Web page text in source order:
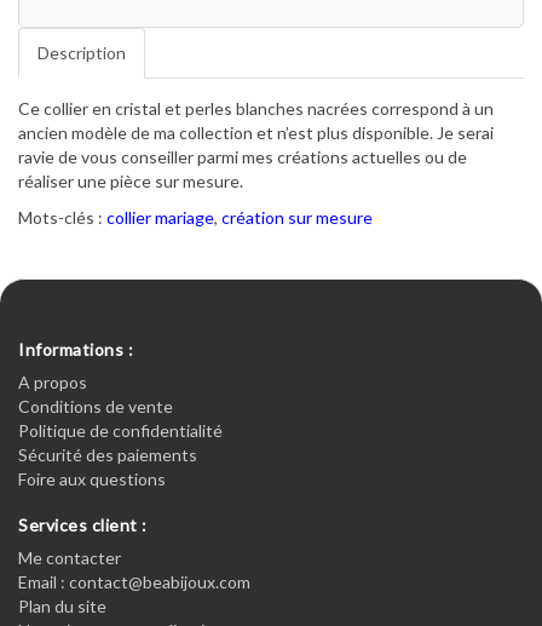
Description
Ce collier en cristal et perles blanches nacrées correspond à un
ancien modèle de ma collection et n’est plus disponible. Je serai
ravie de vous conseiller parmi mes créations actuelles ou de
réaliser une pièce sur mesure.
Mots-clés : collier mariage, création sur mesure
Informations :
A propos
Conditions de vente
Politique de confidentialité
Sécurité des paiements
Foire aux questions
Services client :
Me contacter
Email : contact@beabijoux.com
Plan du site